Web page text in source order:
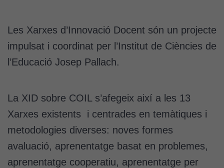
Les Xarxes d’Innovació Docent són un projecte
impulsat i coordinat per l’Institut de Ciències de
l’Educació Josep Pallach.
La XID sobre COIL s’afegeix així a les 13
Xarxes existents i centrades en temàtiques i
metodologies diverses: noves formes
avaluació, aprenentatge basat en problemes,
aprenentatge cooperatiu, aprenentatge per